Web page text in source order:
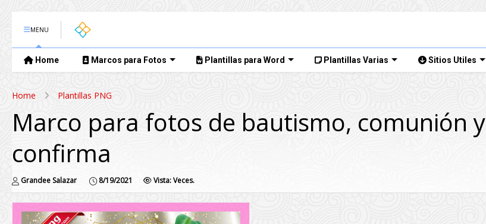
MENU
Home Marcos para Fotos Plantillas para Word Plantillas Varias Sitios Utiles
Home Plantillas PNG
Marco para fotos de bautismo, comunión y
confirma
Grandee Salazar 8/19/2021 Vista:Veces.